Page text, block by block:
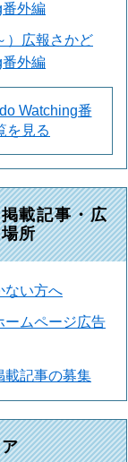
外編
）広報さかど
外編
Watching番
を見る
載記事・広
所
ない方へ
ームページ広告
載記事の募集